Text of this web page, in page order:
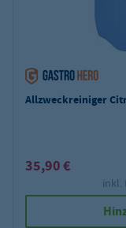
Allzweckreiniger
35,90 €
inkl.